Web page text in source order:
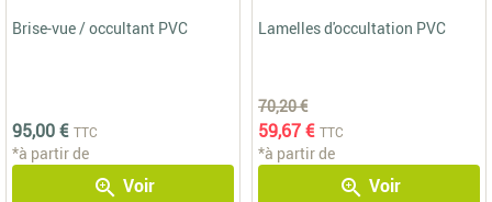
Brise-vue / occultant PVC
95,00 € TTC
*à partir de
zoom_in Voir
Lamelles d'occultation PVC
70,20 €
59,67 € TTC
*à partir de
zoom_in Voir